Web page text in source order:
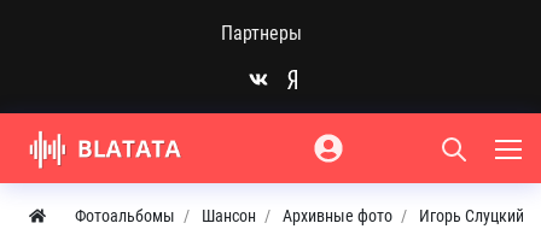
Партнеры
Фотоальбомы Шансон Архивные фото Игорь Слуцкий